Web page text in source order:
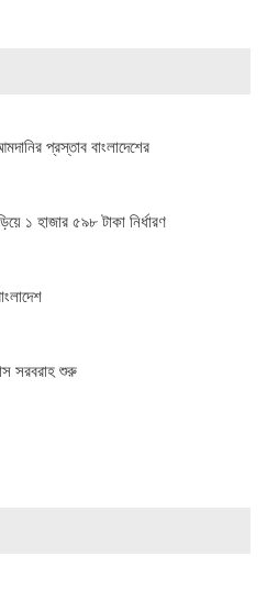
প্রস্তাব বাংলাদেশের
১ হাজার ৫৯৮ টাকা নির্ধারণ
সরবরাহ শুরু